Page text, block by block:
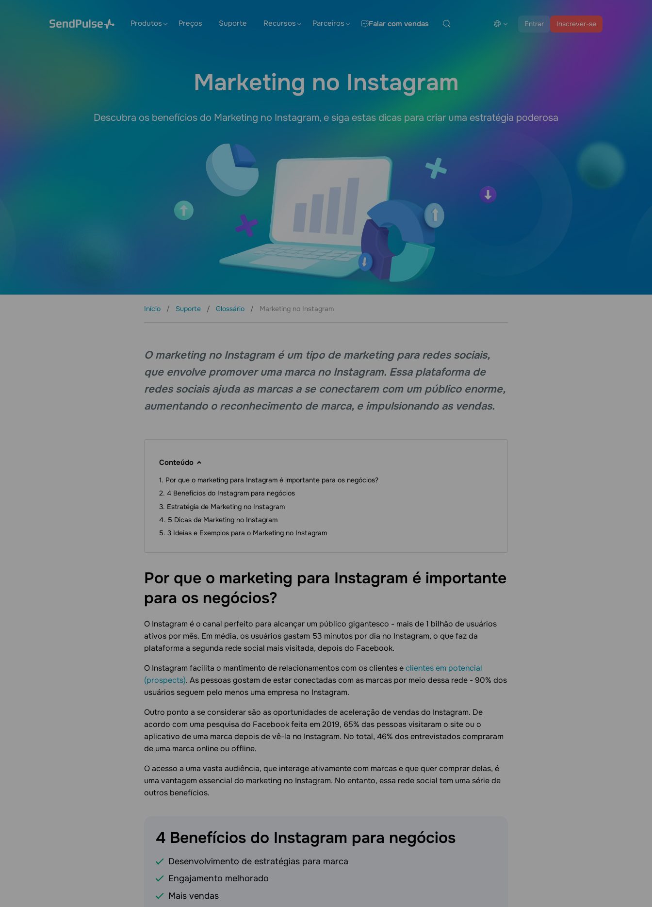
Entrar Inscrever-se
Produtos Preços Suporte Recursos Parceiros Falar com vendas
Marketing no Instagram
Descubra os benefícios do Marketing no Instagram, e siga estas dicas para criar uma estratégia poderosa
Início Suporte Glossário Marketing no Instagram
O marketing no Instagram é um tipo de marketing para redes sociais,
que envolve promover uma marca no Instagram. Essa plataforma de
redes sociais ajuda as marcas a se conectarem com um público enorme,
aumentando o reconhecimento de marca, e impulsionando as vendas.
Conteúdo
Por que o marketing para Instagram é importante para os negócios?
4 Benefícios do Instagram para negócios
Estratégia de Marketing no Instagram
5 Dicas de Marketing no Instagram
3 Ideias e Exemplos para o Marketing no Instagram
Por que o marketing para Instagram é importante
para os negócios?
O Instagram é o canal perfeito para alcançar um público gigantesco - mais de 1 bilhão de usuários
ativos por mês. Em média, os usuários gastam 53 minutos por dia no Instagram, o que faz da
plataforma a segunda rede social mais visitada, depois do Facebook.
O Instagram facilita o mantimento de relacionamentos com os clientes eclientes em potencial
(prospects). As pessoas gostam de estar conectadas com as marcas por meio dessa rede - 90% dos
usuários seguem pelo menos uma empresa no Instagram.
Outro ponto a se considerar são as oportunidades de aceleração de vendas do Instagram. De
acordo com uma pesquisa do Facebook feita em 2019, 65% das pessoas visitaram o site ou o
aplicativo de uma marca depois de vê-la no Instagram. No total, 46% dos entrevistados compraram
de uma marca online ou offline.
O acesso a uma vasta audiência, que interage ativamente com marcas e que quer comprar delas, é
uma vantagem essencial do marketing no Instagram. No entanto, essa rede social tem uma série de
outros benefícios.
4 Benefícios do Instagram para negócios
Desenvolvimento de estratégias para marca
Engajamento melhorado
Mais vendas